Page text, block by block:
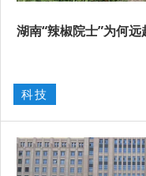
湖南“辣椒院士”为何远
科技